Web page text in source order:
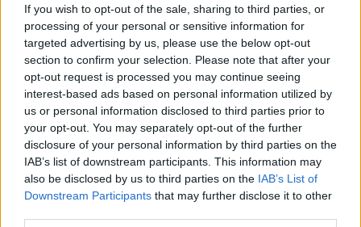
If you wish to opt-out of the sale, sharing to third parties, or
processing of your personal or sensitive information for
targeted advertising by us, please use the below opt-out
section to confirm your selection. Please note that after your
opt-out request is processed you may continue seeing
interest-based ads based on personal information utilized by
us or personal information disclosed to third parties prior to
your opt-out. You may separately opt-out of the further
disclosure of your personal information by third parties on the
IAB’s list of downstream participants. This information may
also be disclosed by us to third parties on the IAB’s List of
Downstream Participants that may further disclose it to other
σύμφωνα με το think tank.
Εγχώρια τρομοκρατία
Σε ένα πιο επείγον μήνυμα με ημερομηνία 8
Νοεμβρίου, ο πληροφοριοδότης της FSB
προειδοποίησε τον Οσέτσκιν ότι ο Πριγκόζιν
προετοιμάζει ταξιαρχίες για «εγχώρια
τρομοκρατία» στη Ρωσία, εν μέσω ενός κύματος
διαμαρτυριών και ταραχών σε διάφορες περιοχές
της χώρας, με αφορμή τις αναφορές ότι
περισσότεροι από 1.000 Ρώσοι σκοτώθηκαν μέσα